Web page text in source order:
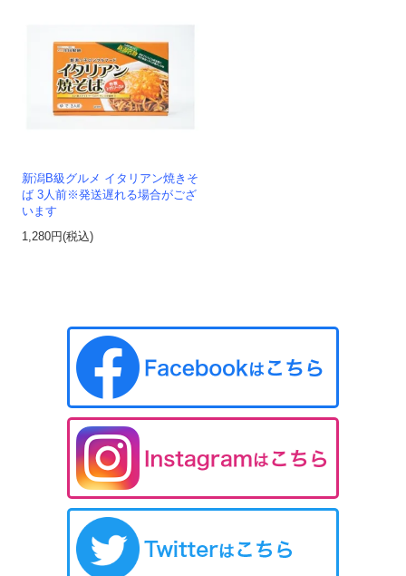
新潟B級グルメ イタリアン焼きそ
ば 3人前※発送遅れる場合がござ
います
1,280円(税込)